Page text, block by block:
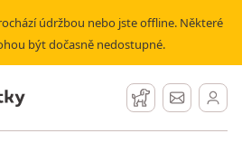
údržbou nebo jste offline. Některé
být dočasně nedostupné.
Hlídací pes
Zprávy